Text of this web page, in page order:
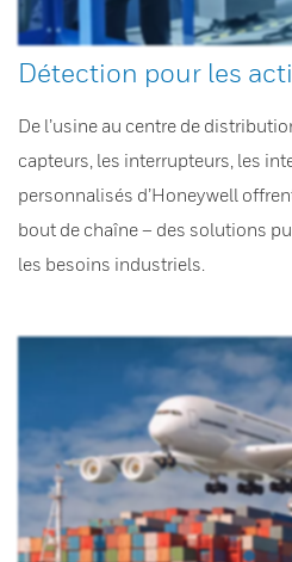
Détection pour les
De l’usine au centre de
capteurs, les interrupteurs, les
personnalisés d’Honeywell
bout de chaîne – des solutions
les besoins industriels.